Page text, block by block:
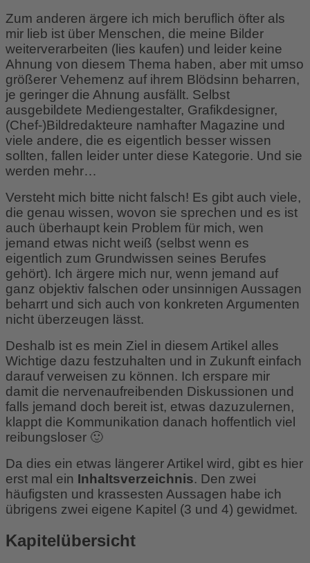
Zum anderen ärgere ich mich beruflich öfter als
mir lieb ist über Menschen, die meine Bilder
weiterverarbeiten (lies kaufen) und leider keine
Ahnung von diesem Thema haben, aber mit umso
größerer Vehemenz auf ihrem Blödsinn beharren,
je geringer die Ahnung ausfällt. Selbst
ausgebildete Mediengestalter, Grafikdesigner,
(Chef-)Bildredakteure namhafter Magazine und
viele andere, die es eigentlich besser wissen
sollten, fallen leider unter diese Kategorie. Und sie
werden mehr…
Versteht mich bitte nicht falsch! Es gibt auch viele,
die genau wissen, wovon sie sprechen und es ist
auch überhaupt kein Problem für mich, wen
jemand etwas nicht weiß (selbst wenn es
eigentlich zum Grundwissen seines Berufes
gehört). Ich ärgere mich nur, wenn jemand auf
ganz objektiv falschen oder unsinnigen Aussagen
beharrt und sich auch von konkreten Argumenten
nicht überzeugen lässt.
Deshalb ist es mein Ziel in diesem Artikel alles
Wichtige dazu festzuhalten und in Zukunft einfach
darauf verweisen zu können. Ich erspare mir
damit die nervenaufreibenden Diskussionen und
falls jemand doch bereit ist, etwas dazuzulernen,
klappt die Kommunikation danach hoffentlich viel
reibungsloser 🙂
Da dies ein etwas längerer Artikel wird, gibt es hier
erst mal ein Inhaltsverzeichnis. Den zwei
häufigsten und krassesten Aussagen habe ich
übrigens zwei eigene Kapitel (3 und 4) gewidmet.
Kapitelübersicht